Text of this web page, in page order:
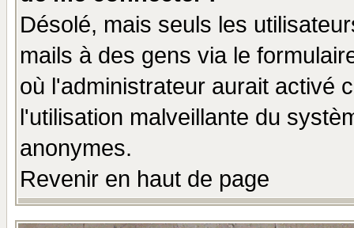
Désolé, mais seuls les
mails à des gens via le
où l'administrateur aurait activé
l'utilisation malveillante du
anonymes.
Revenir en haut de page